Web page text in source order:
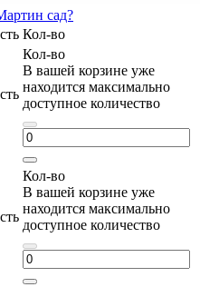
сад?
Кол-во
Кол-во
В вашей корзине уже
находится максимально
доступное количество
Кол-во
В вашей корзине уже
находится максимально
доступное количество